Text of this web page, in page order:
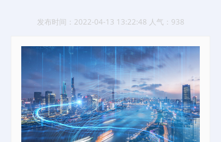
发布时间：2022-04-13 13:22:48 人气：938